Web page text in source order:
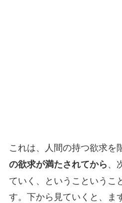
これは、人間の持つ欲求を
の欲求が満たされてから、
ていく、というこというこ
す。下から見ていくと、ま